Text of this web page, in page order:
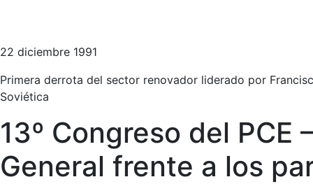
22 diciembre 1991
Primera derrota del sector renovador liderado por
Soviética
13º Congreso del
General frente a los